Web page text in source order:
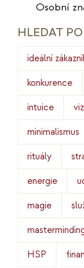
Osobní
HLEDAT
ideální
konkurence
intuice
minimalismus
rituály
energie
magie
HSP